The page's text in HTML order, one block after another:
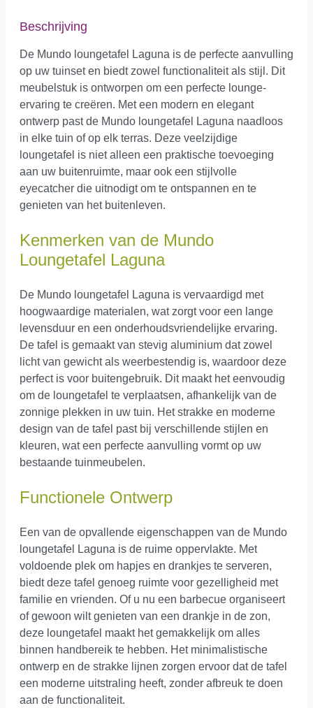
Beschrijving
De Mundo loungetafel Laguna is de perfecte aanvulling
op uw tuinset en biedt zowel functionaliteit als stijl. Dit
meubelstuk is ontworpen om een perfecte lounge-
ervaring te creëren. Met een modern en elegant
ontwerp past de Mundo loungetafel Laguna naadloos
in elke tuin of op elk terras. Deze veelzijdige
loungetafel is niet alleen een praktische toevoeging
aan uw buitenruimte, maar ook een stijlvolle
eyecatcher die uitnodigt om te ontspannen en te
genieten van het buitenleven.
Kenmerken van de Mundo
Loungetafel Laguna
De Mundo loungetafel Laguna is vervaardigd met
hoogwaardige materialen, wat zorgt voor een lange
levensduur en een onderhoudsvriendelijke ervaring.
De tafel is gemaakt van stevig aluminium dat zowel
licht van gewicht als weerbestendig is, waardoor deze
perfect is voor buitengebruik. Dit maakt het eenvoudig
om de loungetafel te verplaatsen, afhankelijk van de
zonnige plekken in uw tuin. Het strakke en moderne
design van de tafel past bij verschillende stijlen en
kleuren, wat een perfecte aanvulling vormt op uw
bestaande tuinmeubelen.
Functionele Ontwerp
Een van de opvallende eigenschappen van de Mundo
loungetafel Laguna is de ruime oppervlakte. Met
voldoende plek om hapjes en drankjes te serveren,
biedt deze tafel genoeg ruimte voor gezelligheid met
familie en vrienden. Of u nu een barbecue organiseert
of gewoon wilt genieten van een drankje in de zon,
deze loungetafel maakt het gemakkelijk om alles
binnen handbereik te hebben. Het minimalistische
ontwerp en de strakke lijnen zorgen ervoor dat de tafel
een moderne uitstraling heeft, zonder afbreuk te doen
aan de functionaliteit.